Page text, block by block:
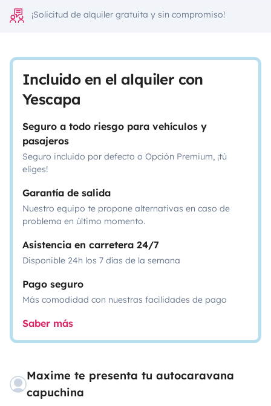
¡Solicitud de alquiler gratuita y sin compromiso!
Incluido en el alquiler con
Yescapa
Seguro a todo riesgo para vehículos y
pasajeros
Seguro incluido por defecto o Opción Premium, ¡tú
eliges!
Garantía de salida
Nuestro equipo te propone alternativas en caso de
problema en último momento.
Asistencia en carretera 24/7
Disponible 24h los 7 días de la semana
Pago seguro
Más comodidad con nuestras facilidades de pago
Saber más
Maxime te presenta tu autocaravana
capuchina